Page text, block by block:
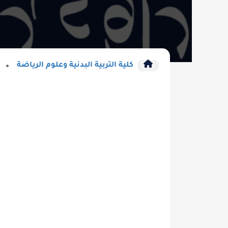
كلية التربية البدنية وعلوم الرياضة خدمات